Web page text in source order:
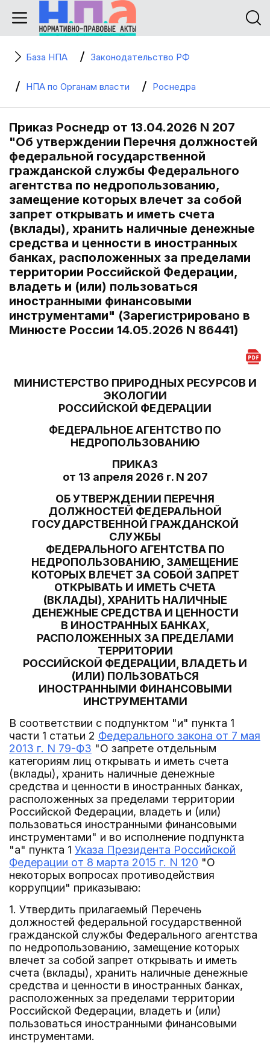
База НПА Законодательство РФ
НПА по Органам власти Роснедра
Приказ Роснедр от 13.04.2026 N 207
"Об утверждении Перечня должностей
федеральной государственной
гражданской службы Федерального
агентства по недропользованию,
замещение которых влечет за собой
запрет открывать и иметь счета
(вклады), хранить наличные денежные
средства и ценности в иностранных
банках, расположенных за пределами
территории Российской Федерации,
владеть и (или) пользоваться
иностранными финансовыми
инструментами" (Зарегистрировано в
Минюсте России 14.05.2026 N 86441)
МИНИСТЕРСТВО ПРИРОДНЫХ РЕСУРСОВ И
ЭКОЛОГИИ
РОССИЙСКОЙ ФЕДЕРАЦИИ
ФЕДЕРАЛЬНОЕ АГЕНТСТВО ПО
НЕДРОПОЛЬЗОВАНИЮ
ПРИКАЗ
от 13 апреля 2026 г. N 207
ОБ УТВЕРЖДЕНИИ ПЕРЕЧНЯ
ДОЛЖНОСТЕЙ ФЕДЕРАЛЬНОЙ
ГОСУДАРСТВЕННОЙ ГРАЖДАНСКОЙ
СЛУЖБЫ
ФЕДЕРАЛЬНОГО АГЕНТСТВА ПО
НЕДРОПОЛЬЗОВАНИЮ, ЗАМЕЩЕНИЕ
КОТОРЫХ ВЛЕЧЕТ ЗА СОБОЙ ЗАПРЕТ
ОТКРЫВАТЬ И ИМЕТЬ СЧЕТА
(ВКЛАДЫ), ХРАНИТЬ НАЛИЧНЫЕ
ДЕНЕЖНЫЕ СРЕДСТВА И ЦЕННОСТИ
В ИНОСТРАННЫХ БАНКАХ,
РАСПОЛОЖЕННЫХ ЗА ПРЕДЕЛАМИ
ТЕРРИТОРИИ
РОССИЙСКОЙ ФЕДЕРАЦИИ, ВЛАДЕТЬ И
(ИЛИ) ПОЛЬЗОВАТЬСЯ
ИНОСТРАННЫМИ ФИНАНСОВЫМИ
ИНСТРУМЕНТАМИ
В соответствии с подпунктом "и" пункта 1
части 1 статьи 2 Федерального закона от 7 мая
2013 г. N 79-ФЗ "О запрете отдельным
категориям лиц открывать и иметь счета
(вклады), хранить наличные денежные
средства и ценности в иностранных банках,
расположенных за пределами территории
Российской Федерации, владеть и (или)
пользоваться иностранными финансовыми
инструментами" и во исполнение подпункта
"а" пункта 1 Указа Президента Российской
Федерации от 8 марта 2015 г. N 120 "О
некоторых вопросах противодействия
коррупции" приказываю:
1. Утвердить прилагаемый Перечень
должностей федеральной государственной
гражданской службы Федерального агентства
по недропользованию, замещение которых
влечет за собой запрет открывать и иметь
счета (вклады), хранить наличные денежные
средства и ценности в иностранных банках,
расположенных за пределами территории
Российской Федерации, владеть и (или)
пользоваться иностранными финансовыми
инструментами.